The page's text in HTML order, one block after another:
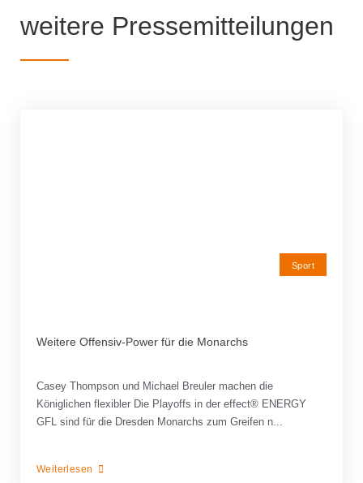
weitere Pressemitteilungen
Sport
Weitere Offensiv-Power für die Monarchs
Casey Thompson und Michael Breuler machen die
Königlichen flexibler Die Playoffs in der effect® ENERGY
GFL sind für die Dresden Monarchs zum Greifen n...
Weiterlesen